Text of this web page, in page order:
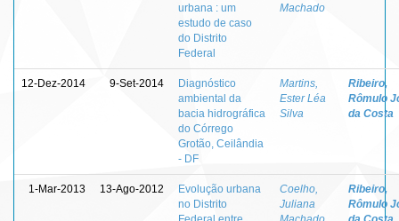
urbana : um
estudo de caso
do Distrito
Federal
Machado
12-Dez-2014 9-Set-2014
Diagnóstico
ambiental da
bacia hidrográfica
do Córrego
Grotão, Ceilândia
- DF
Martins,
Ester Léa
Silva
Ribeiro,
Rômulo
da Costa
1-Mar-2013 13-Ago-2012
Evolução urbana
no Distrito
Coelho,
Juliana
Ribeiro,
Rômulo